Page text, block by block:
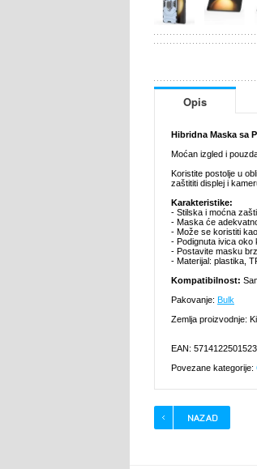
Opis
Hibridna Maska sa
Moćan izgled i
Koristite postolje u
zaštititi displej i
Karakteristike:
- Stilska i moćna
- Maska će
- Može se koristiti
- Podignuta ivica oko
- Postavite masku
- Materijal: plastika,
Kompatibilnost:
Pakovanje: Bulk
Zemlja proizvodnje:
EAN: 5714122501523
Povezane kategorije: